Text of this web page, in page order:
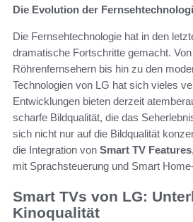
Die Evolution der
Die Fernsehtechnologie hat in den
dramatische Fortschritte gemacht.
Röhrenfernsehern bis hin zu den
Technologien von LG hat sich vieles
Entwicklungen bieten derzeit
scharfe Bildqualität, die das
sich nicht nur auf die Bildqualität
die Integration von Smart TV Features
mit Sprachsteuerung und Smart
Smart TVs von LG:
Kinoqualität